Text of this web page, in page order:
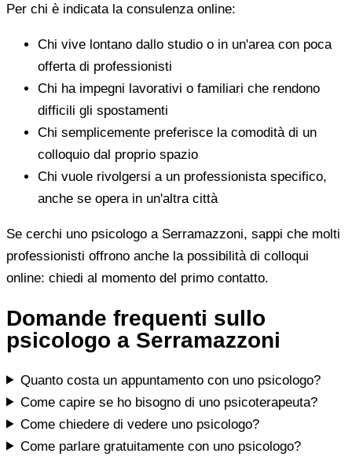
Per chi è indicata la consulenza online:
Chi vive lontano dallo studio o in un'area con poca
offerta di professionisti
Chi ha impegni lavorativi o familiari che rendono
difficili gli spostamenti
Chi semplicemente preferisce la comodità di un
colloquio dal proprio spazio
Chi vuole rivolgersi a un professionista specifico,
anche se opera in un'altra città
Se cerchi uno psicologo a Serramazzoni, sappi che molti
professionisti offrono anche la possibilità di colloqui
online: chiedi al momento del primo contatto.
Domande frequenti sullo
psicologo a Serramazzoni
Quanto costa un appuntamento con uno psicologo?
Come capire se ho bisogno di uno psicoterapeuta?
Come chiedere di vedere uno psicologo?
Come parlare gratuitamente con uno psicologo?